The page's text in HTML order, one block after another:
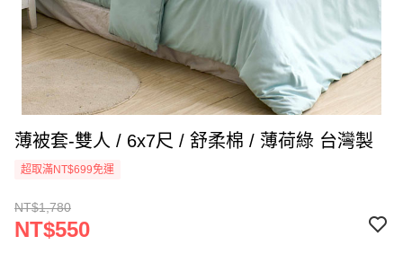
薄被套-雙人 / 6x7尺 / 舒柔棉 / 薄荷綠 台灣製
超取滿NT$699免運
NT$1,780
NT$550